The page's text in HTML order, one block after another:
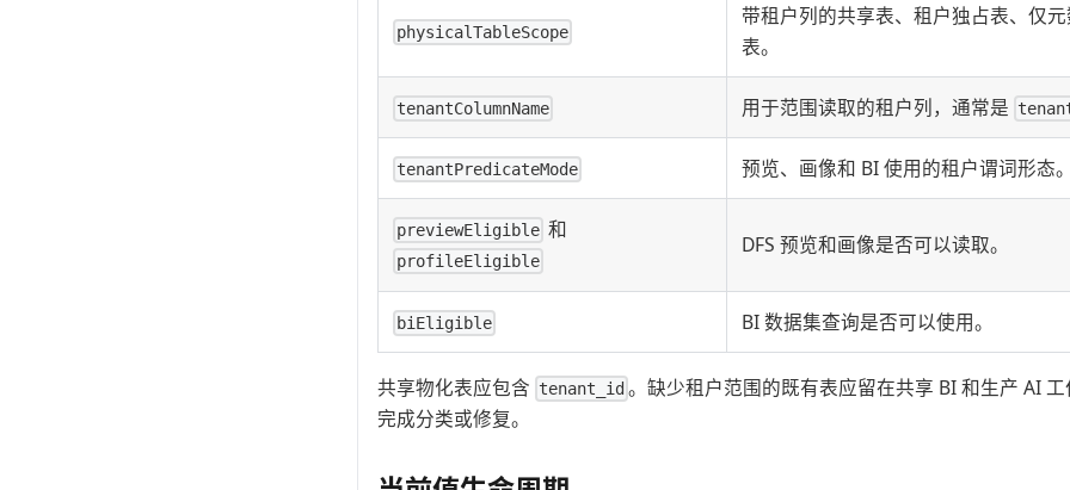
physicalTableScope
带租户列的共享表、租户独占表、仅
表。
tenantColumnName 用于范围读取的租户列，通常是
tenantPredicateMode 预览、画像和 BI 使用的租户谓词形态。
previewEligible 和
profileEligible
DFS 预览和画像是否可以读取。
biEligible BI 数据集查询是否可以使用。
共享物化表应包含 tenant_id 。缺少租户范围的既有表应留在共享 BI 和生产 AI
完成分类或修复。